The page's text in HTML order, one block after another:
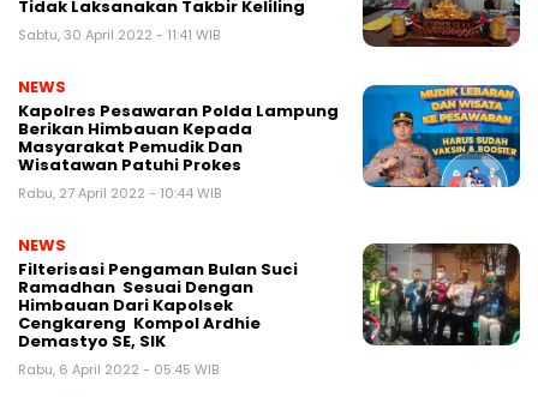
Tidak Laksanakan Takbir Keliling
Sabtu, 30 April 2022 - 11:41 WIB
NEWS
Kapolres Pesawaran Polda Lampung
Berikan Himbauan Kepada
Masyarakat Pemudik Dan
Wisatawan Patuhi Prokes
Rabu, 27 April 2022 - 10:44 WIB
NEWS
Filterisasi Pengaman Bulan Suci
Ramadhan Sesuai Dengan
Himbauan Dari Kapolsek
Cengkareng Kompol Ardhie
Demastyo SE, SIK
Rabu, 6 April 2022 - 05:45 WIB